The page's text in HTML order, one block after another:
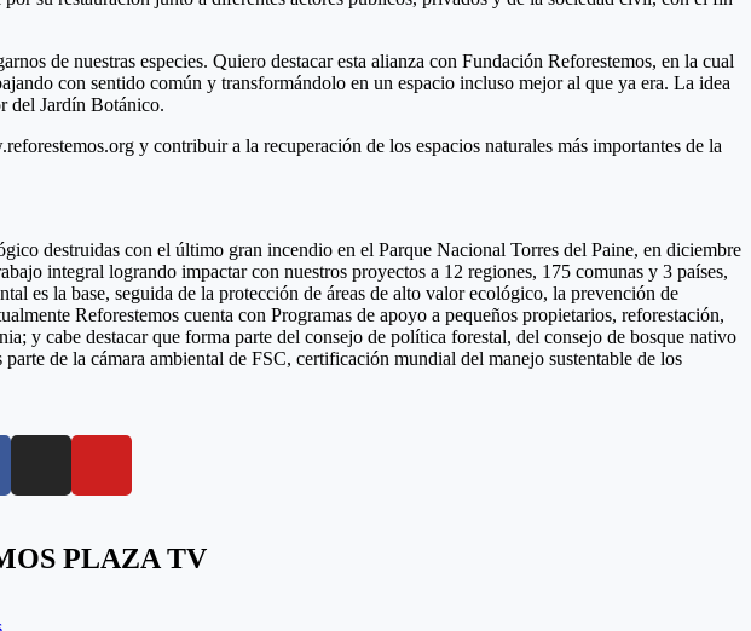
de nuestras especies. Quiero destacar esta alianza con Fundación Reforestemos, en la cual
con sentido común y transformándolo en un espacio incluso mejor al que ya era. La idea
del Jardín Botánico.
y contribuir a la recuperación de los espacios naturales más importantes de la
destruidas con el último gran incendio en el Parque Nacional Torres del Paine, en diciembre
integral logrando impactar con nuestros proyectos a 12 regiones, 175 comunas y 3 países,
es la base, seguida de la protección de áreas de alto valor ecológico, la prevención de
Reforestemos cuenta con Programas de apoyo a pequeños propietarios, reforestación,
y cabe destacar que forma parte del consejo de política forestal, del consejo de bosque nativo
de la cámara ambiental de FSC, certificación mundial del manejo sustentable de los
PLAZA TV